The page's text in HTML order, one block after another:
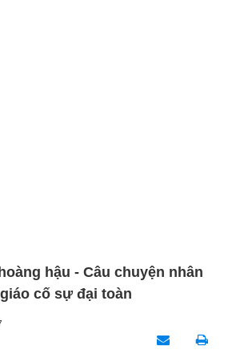
hậu - Câu chuyện nhân
cố sự đại toàn